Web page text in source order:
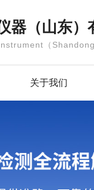
器（山东）
（
关于我们